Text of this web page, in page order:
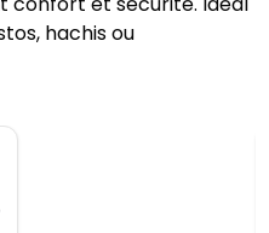
hachis ou